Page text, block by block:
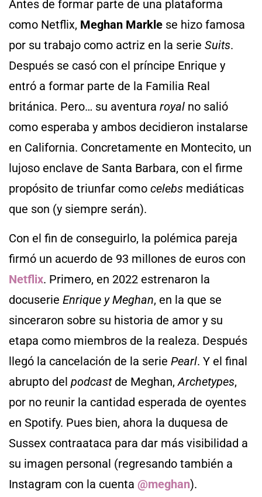
Antes de formar parte de una plataforma
como Netflix, Meghan Markle se hizo famosa
por su trabajo como actriz en la serie Suits.
Después se casó con el príncipe Enrique y
entró a formar parte de la Familia Real
británica. Pero… su aventura royal no salió
como esperaba y ambos decidieron instalarse
en California. Concretamente en Montecito, un
lujoso enclave de Santa Barbara, con el firme
propósito de triunfar como celebs mediáticas
que son (y siempre serán).
Con el fin de conseguirlo, la polémica pareja
firmó un acuerdo de 93 millones de euros con
Netflix. Primero, en 2022 estrenaron la
docuserie Enrique y Meghan, en la que se
sinceraron sobre su historia de amor y su
etapa como miembros de la realeza. Después
llegó la cancelación de la serie Pearl. Y el final
abrupto del podcastde Meghan, Archetypes,
por no reunir la cantidad esperada de oyentes
en Spotify. Pues bien, ahora la duquesa de
Sussex contraataca para dar más visibilidad a
su imagen personal (regresando también a
Instagram con la cuenta @meghan).